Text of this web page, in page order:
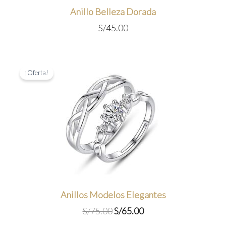
Anillo Belleza Dorada
S/45.00
¡Oferta!
Anillos Modelos Elegantes
S/75.00El
S/65.00El